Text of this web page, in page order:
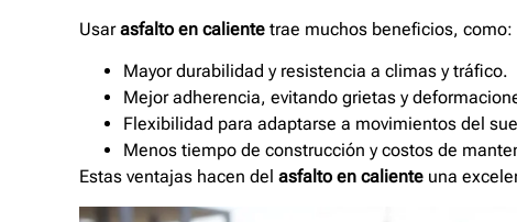
Usarasfalto en caliente trae muchos beneficios, como:
Mayor durabilidad y resistencia a climas y tráfico.
Mejor adherencia, evitando grietas y
Flexibilidad para adaptarse a movimientos del
Menos tiempo de construcción y costos de
Estas ventajas hacen del asfalto en caliente una